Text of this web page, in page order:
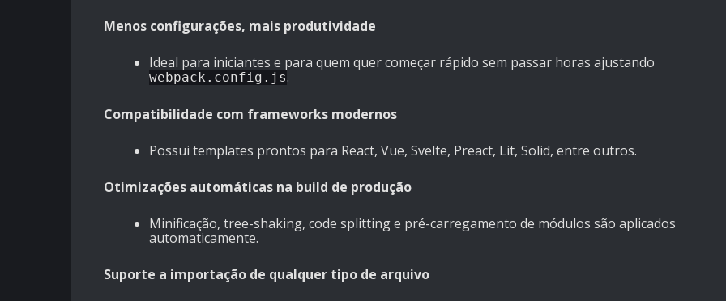
Menos configurações, mais produtividade
Ideal para iniciantes e para quem quer começar rápido sem passar horas ajustando
webpack.config.js.
Compatibilidade com frameworks modernos
Possui templates prontos para React, Vue, Svelte, Preact, Lit, Solid, entre outros.
Otimizações automáticas na build de produção
Minificação, tree-shaking, code splitting e pré-carregamento de módulos são aplicados
automaticamente.
Suporte a importação de qualquer tipo de arquivo